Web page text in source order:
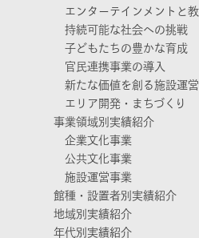
エンターテインメントと
持続可能な社会への挑戦
子どもたちの豊かな育成
官民連携事業の導入
新たな価値を創る施設運営
エリア開発・まちづくり
事業領域別実績紹介
企業文化事業
公共文化事業
施設運営事業
館種・設置者別実績紹介
地域別実績紹介
年代別実績紹介